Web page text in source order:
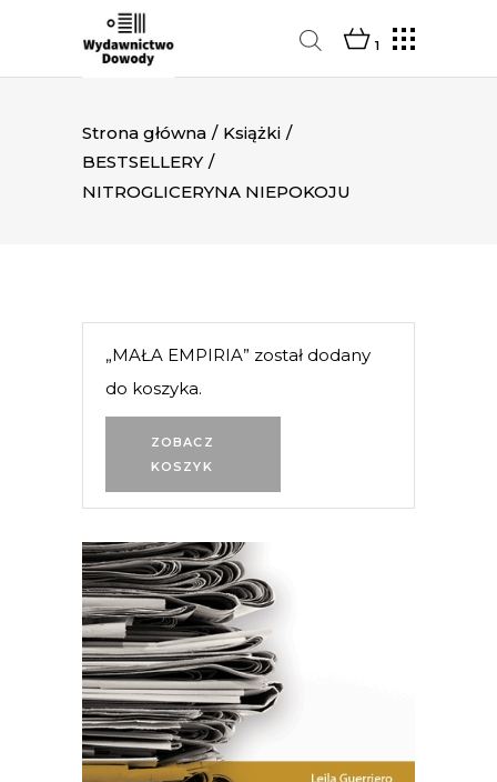
1
Strona główna / Książki /
BESTSELLERY /
NITROGLICERYNA NIEPOKOJU
ZOBACZ
KOSZYK
„MAŁA EMPIRIA” został dodany
do koszyka.